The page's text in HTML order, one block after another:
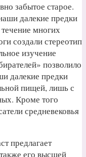
забытое старое.
далекие предки
многих
создали стереотип
изучение
позволило
далекие предки
пищей, лишь с
Кроме того
средневековья
предлагает
его высшей